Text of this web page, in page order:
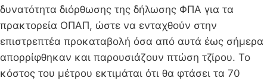
δυνατότητα διόρθωσης της δήλωσης ΦΠΑ για τα
πρακτορεία ΟΠΑΠ, ώστε να ενταχθούν στην
επιστρεπτέα προκαταβολή όσα από αυτά έως σήμερα
απορρίφθηκαν και παρουσιάζουν πτώση τζίρου. Το
κόστος του μέτρου εκτιμάται ότι θα φτάσει τα 70